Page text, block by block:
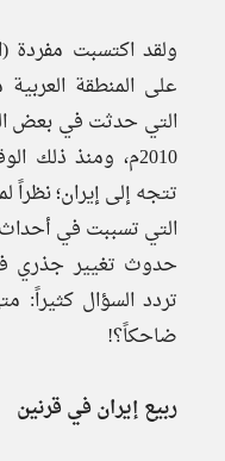
ولقد اكتسبت مفردة
على المنطقة
التي حدثت في بعض
2010م، ومنذ ذلك
تتجه إلى إيران؛
التي تسببت في أحداث
حدوث تغيير جذري
تردد السؤال كثيراً:
ضاحكاً؟!
ربيع إيران في قرنين